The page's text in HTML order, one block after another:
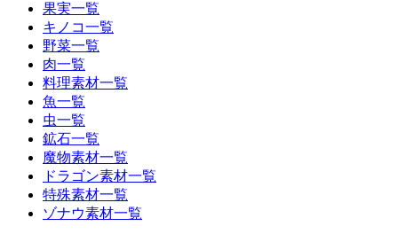
果実一覧
キノコ一覧
野菜一覧
肉一覧
料理素材一覧
魚一覧
虫一覧
鉱石一覧
魔物素材一覧
ドラゴン素材一覧
特殊素材一覧
ゾナウ素材一覧